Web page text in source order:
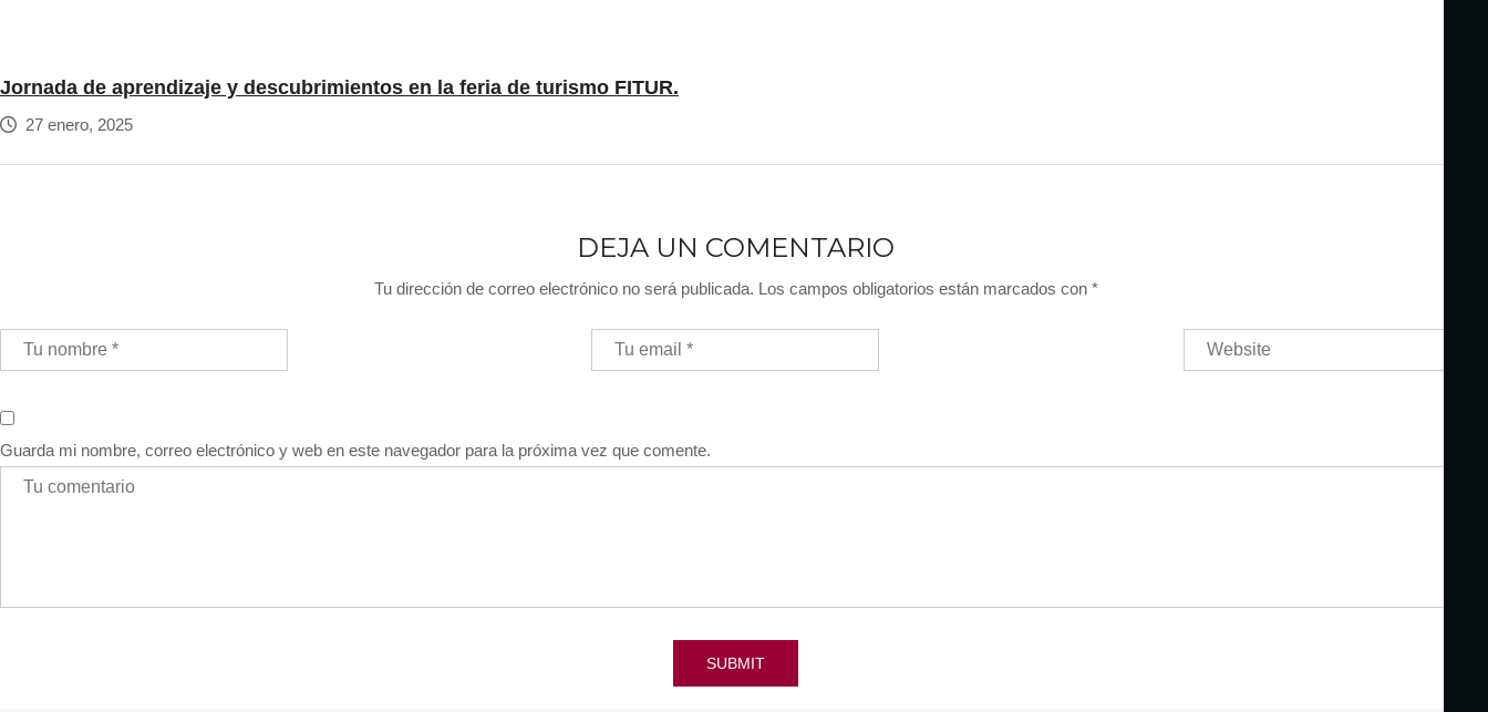
Jornada de aprendizaje y descubrimientos en la feria de turismo FITUR.
27 enero, 2025
DEJA UN COMENTARIO
Tu dirección de correo electrónico no será publicada. Los campos obligatorios están marcados con *
Guarda mi nombre, correo electrónico y web en este navegador para la próxima vez que comente.
SUBMIT